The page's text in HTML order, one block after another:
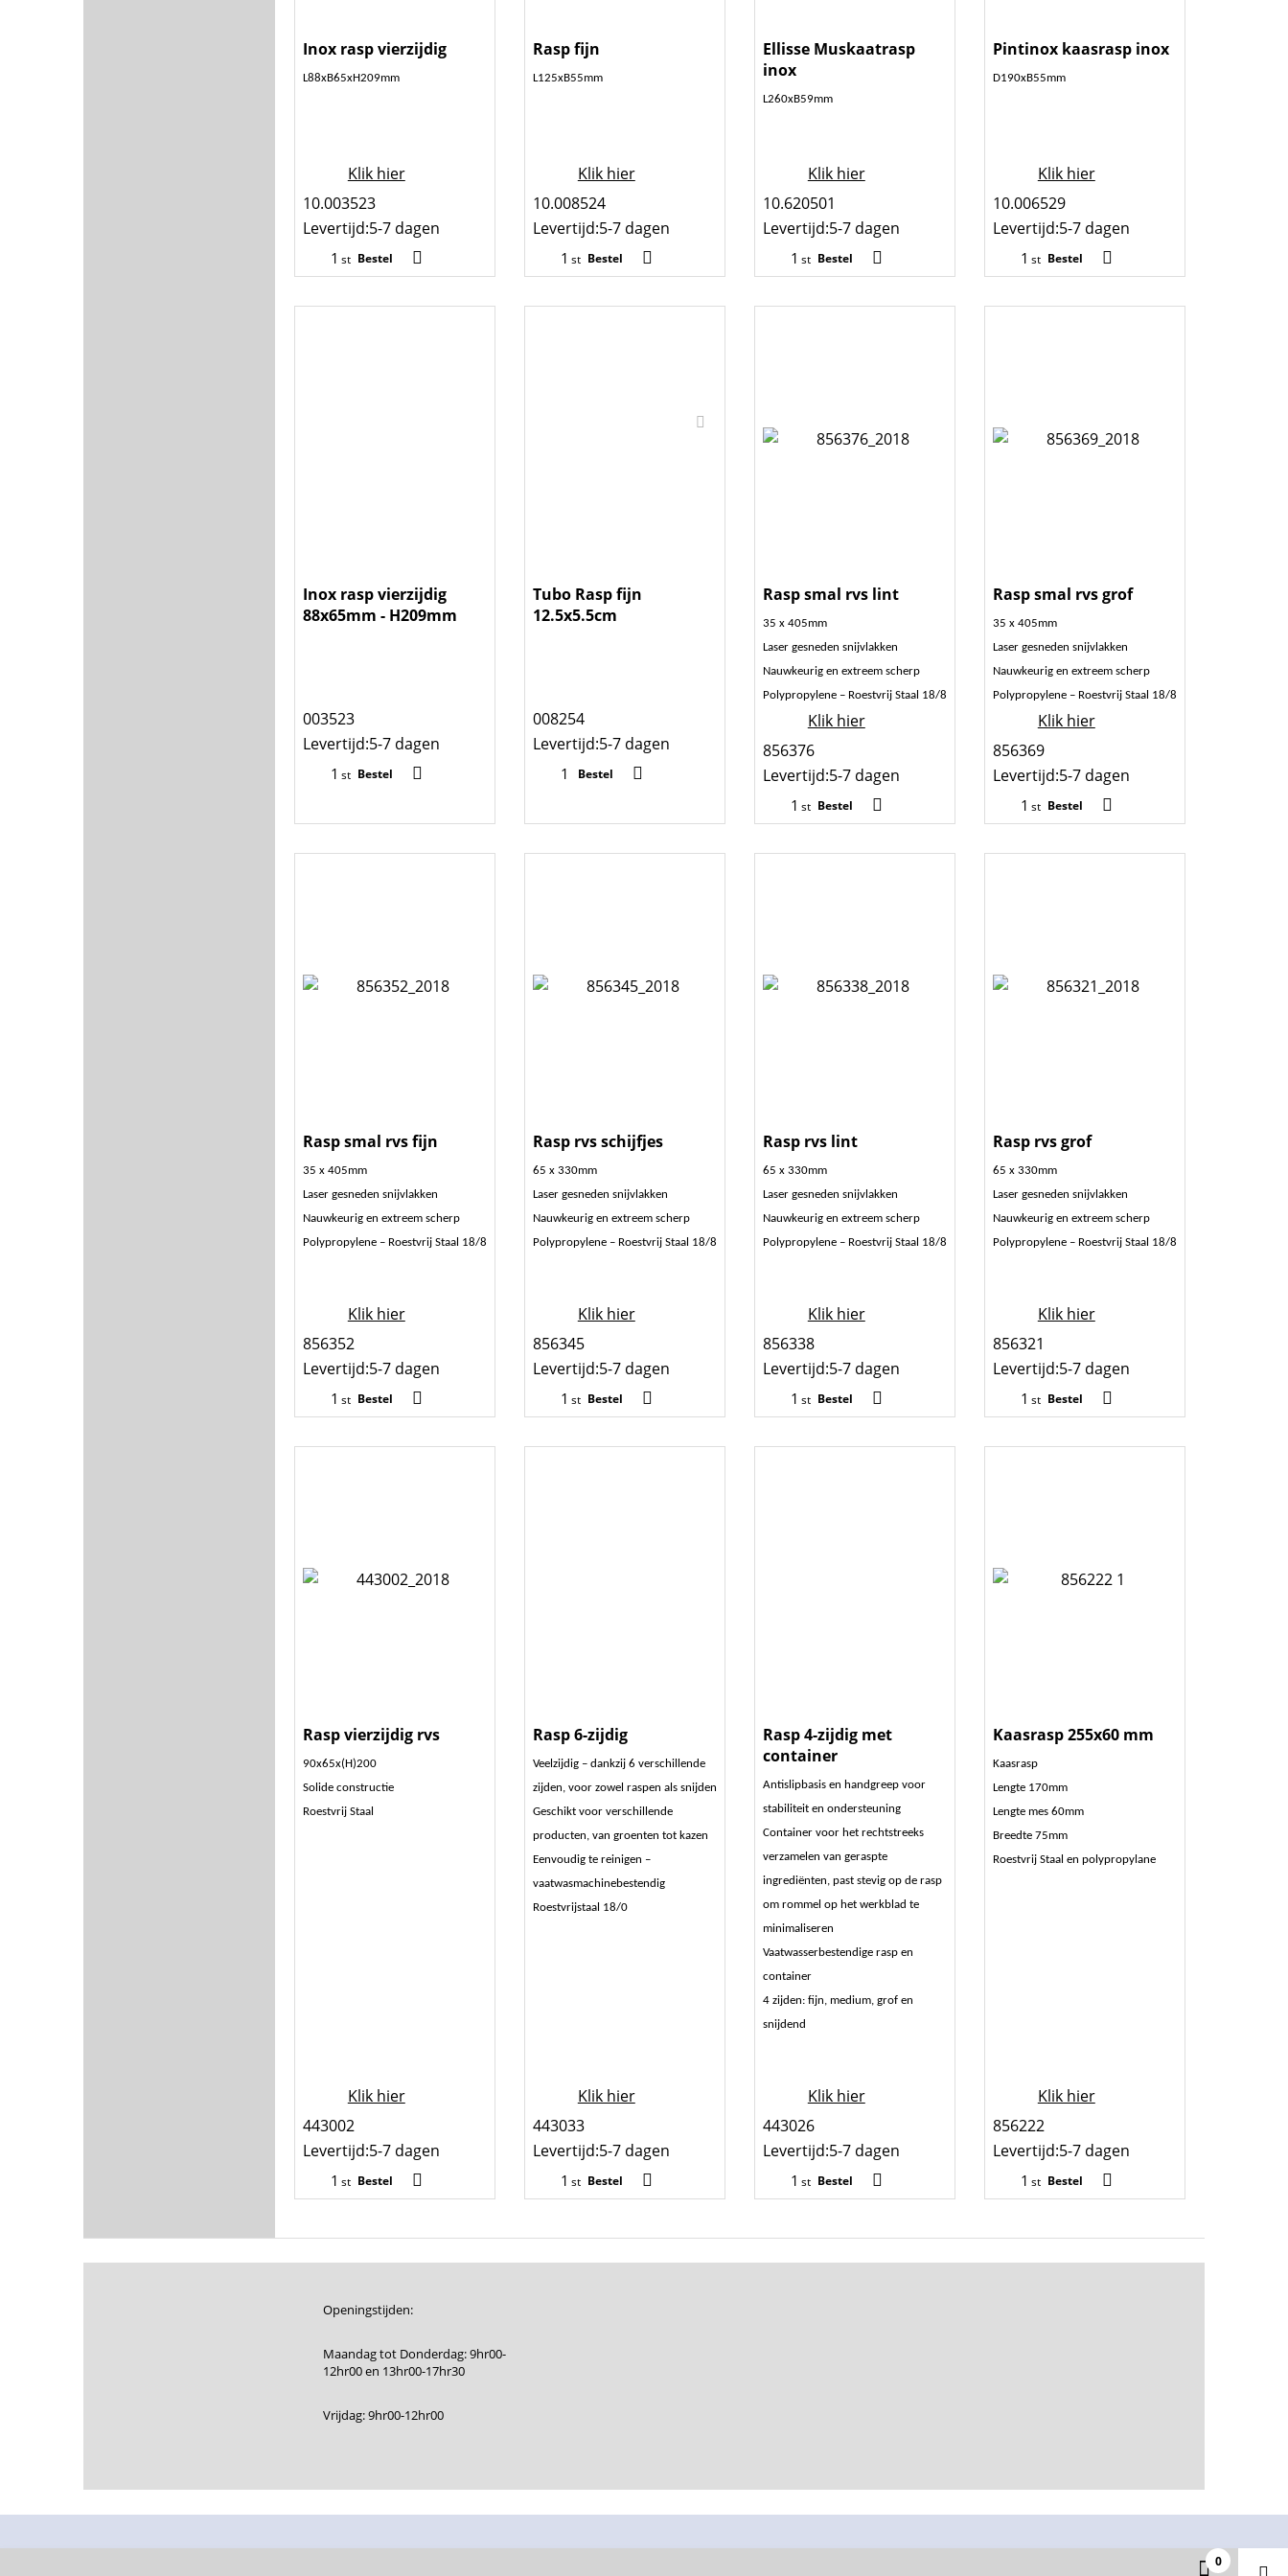
Inox rasp vierzijdig
L88xB65xH209mm
Klik hier
10.003523
Levertijd:5-7 dagen
st Bestel
Rasp fijn
L125xB55mm
Klik hier
10.008524
Levertijd:5-7 dagen
st Bestel
Ellisse Muskaatrasp
inox
L260xB59mm
Klik hier
10.620501
Levertijd:5-7 dagen
st Bestel
Pintinox kaasrasp inox
D190xB55mm
Klik hier
10.006529
Levertijd:5-7 dagen
st Bestel
Inox rasp vierzijdig
88x65mm - H209mm
003523
Levertijd:5-7 dagen
st Bestel
Tubo Rasp fijn
12.5x5.5cm
008254
Levertijd:5-7 dagen
Bestel
Rasp smal rvs lint
35 x 405mm
Laser gesneden snijvlakken
Nauwkeurig en extreem scherp
Polypropylene – Roestvrij Staal 18/8
Klik hier
856376
Levertijd:5-7 dagen
st Bestel
Rasp smal rvs grof
35 x 405mm
Laser gesneden snijvlakken
Nauwkeurig en extreem scherp
Polypropylene – Roestvrij Staal 18/8
Klik hier
856369
Levertijd:5-7 dagen
st Bestel
Rasp smal rvs fijn
35 x 405mm
Laser gesneden snijvlakken
Nauwkeurig en extreem scherp
Polypropylene – Roestvrij Staal 18/8
Klik hier
856352
Levertijd:5-7 dagen
st Bestel
Rasp rvs schijfjes
65 x 330mm
Laser gesneden snijvlakken
Nauwkeurig en extreem scherp
Polypropylene – Roestvrij Staal 18/8
Klik hier
856345
Levertijd:5-7 dagen
st Bestel
Rasp rvs lint
65 x 330mm
Laser gesneden snijvlakken
Nauwkeurig en extreem scherp
Polypropylene – Roestvrij Staal 18/8
Klik hier
856338
Levertijd:5-7 dagen
st Bestel
Rasp rvs grof
65 x 330mm
Laser gesneden snijvlakken
Nauwkeurig en extreem scherp
Polypropylene – Roestvrij Staal 18/8
Klik hier
856321
Levertijd:5-7 dagen
st Bestel
Rasp vierzijdig rvs
90x65x(H)200
Solide constructie
Roestvrij Staal
Klik hier
443002
Levertijd:5-7 dagen
st Bestel
Rasp 6-zijdig
Veelzijdig – dankzij 6 verschillende
zijden, voor zowel raspen als snijden
Geschikt voor verschillende
producten, van groenten tot kazen
Eenvoudig te reinigen –
vaatwasmachinebestendig
Roestvrijstaal 18/0
Klik hier
443033
Levertijd:5-7 dagen
st Bestel
Rasp 4-zijdig met
container
Antislipbasis en handgreep voor
stabiliteit en ondersteuning
Container voor het rechtstreeks
verzamelen van geraspte
ingrediënten, past stevig op de rasp
om rommel op het werkblad te
minimaliseren
Vaatwasserbestendige rasp en
container
4 zijden: fijn, medium, grof en
snijdend
Klik hier
443026
Levertijd:5-7 dagen
st Bestel
Kaasrasp 255x60 mm
Kaasrasp
Lengte 170mm
Lengte mes 60mm
Breedte 75mm
Roestvrij Staal en polypropylane
Klik hier
856222
Levertijd:5-7 dagen
st Bestel
Openingstijden:
Maandag tot Donderdag: 9hr00-
12hr00 en 13hr00-17hr30
Vrijdag: 9hr00-12hr00
0